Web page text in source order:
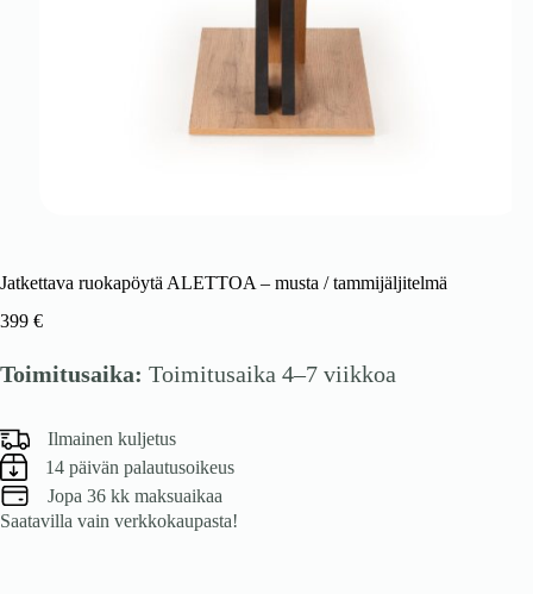
Jatkettava ruokapöytä ALETTOA – musta / tammijäljitelmä
399 €
Toimitusaika: Toimitusaika 4–7 viikkoa
Ilmainen kuljetus
14 päivän palautusoikeus
Jopa 36 kk maksuaikaa
Saatavilla vain verkkokaupasta!